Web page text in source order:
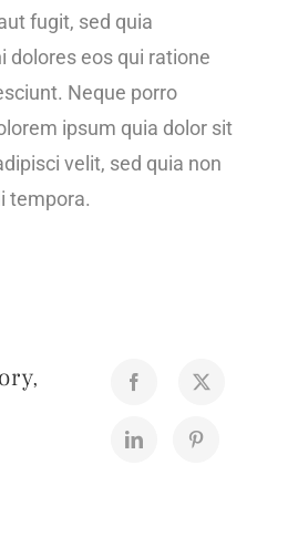
fugit, sed quia
dolores eos qui ratione
Neque porro
ipsum quia dolor sit
velit, sed quia non
tempora.